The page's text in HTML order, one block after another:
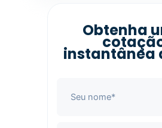
Obtenha
instantânea